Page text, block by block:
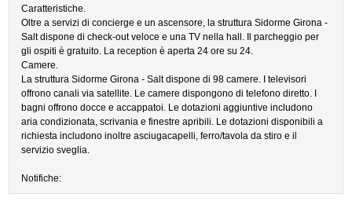
Caratteristiche.
Oltre a servizi di concierge e un ascensore, la struttura Sidorme Girona -
Salt dispone di check-out veloce e una TV nella hall. Il parcheggio per
gli ospiti è gratuito. La reception è aperta 24 ore su 24.
Camere.
La struttura Sidorme Girona - Salt dispone di 98 camere. I televisori
offrono canali via satellite. Le camere dispongono di telefono diretto. I
bagni offrono docce e accappatoi. Le dotazioni aggiuntive includono
aria condizionata, scrivania e finestre apribili. Le dotazioni disponibili a
richiesta includono inoltre asciugacapelli, ferro/tavola da stiro e il
servizio sveglia.
Notifiche: